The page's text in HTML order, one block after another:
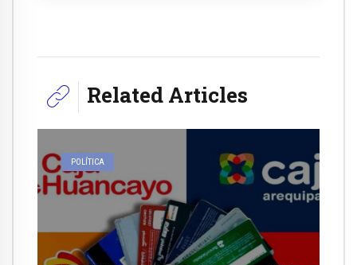
Related Articles
POLÍTICA